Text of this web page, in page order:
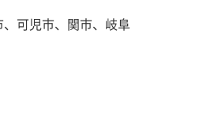
可児市、関市、岐阜